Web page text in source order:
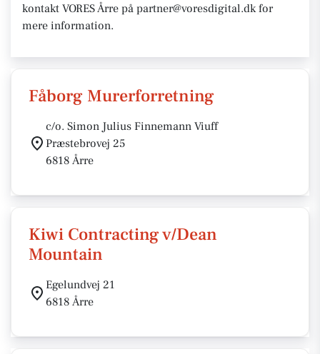
kontakt VORES Årre på partner@voresdigital.dk for
mere information.
Fåborg Murerforretning
c/o. Simon Julius Finnemann Viuff
Præstebrovej 25
6818 Årre
Kiwi Contracting v/Dean
Mountain
Egelundvej 21
6818 Årre